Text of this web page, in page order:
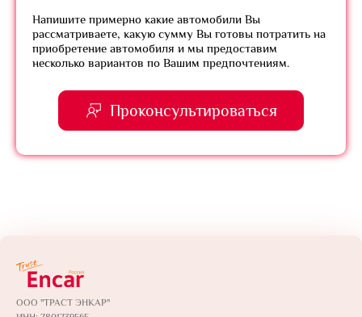
Напишите примерно какие автомобили Вы
рассматриваете, какую сумму Вы готовы потратить на
приобретение автомобиля и мы предоставим
несколько вариантов по Вашим предпочтениям.
Проконсультироваться
ООО "ТРАСТ ЭНКАР"